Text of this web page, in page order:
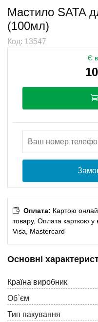
Мастило SATA
(100мл)
Код: 13547
Є в
Оплата: Картою
товару, Оплата карткою у
Visa, Mastercard
Основні
Країна виробник
Об`єм
Тип пакування